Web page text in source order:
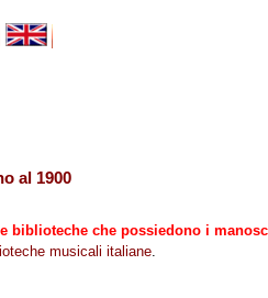
al 1900
biblioteche che possiedono i
musicali italiane.